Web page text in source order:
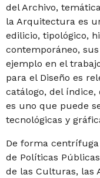
del Archivo,
la Arquitectura es
edilicio, tipológico,
contemporáneo,
ejemplo en el
para el Diseño es
catálogo, del
es uno que puede
tecnológicas y
De forma
de Políticas
de las Culturas, las